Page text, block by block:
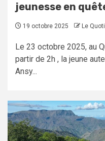
jeunesse en
19 octobre 2025 Le
Le 23 octobre 2025, au
partir de 2h , la jeune
Ansy...